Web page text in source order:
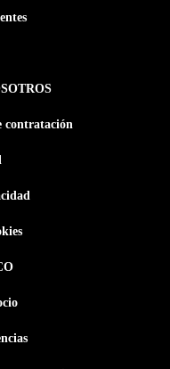
contratación